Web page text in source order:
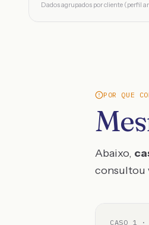
Dados agrupados por cliente (perfil
POR QUE
Abaixo,
consultou
CASO 1 ·